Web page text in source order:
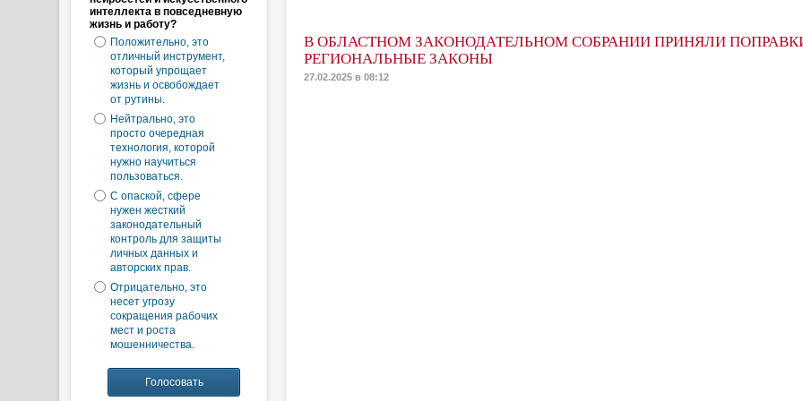
интеллекта в повседневную
жизнь и работу?
Положительно, это
отличный инструмент,
который упрощает
жизнь и освобождает
от рутины.
Нейтрально, это
просто очередная
технология, которой
нужно научиться
пользоваться.
С опаской, сфере
нужен жесткий
законодательный
контроль для защиты
личных данных и
авторских прав.
Отрицательно, это
несет угрозу
сокращения рабочих
мест и роста
мошенничества.
В ОБЛАСТНОМ ЗАКОНОДАТЕЛЬНОМ СОБРАНИИ ПРИНЯЛИ
РЕГИОНАЛЬНЫЕ ЗАКОНЫ
27.02.2025 в 08:12